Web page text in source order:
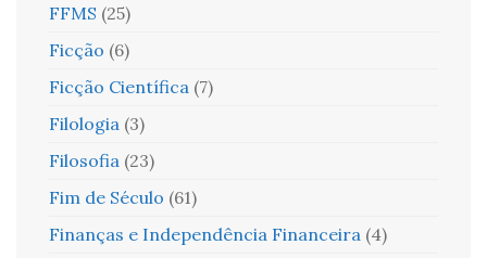
FFMS (25)
Ficção (6)
Ficção Científica (7)
Filologia (3)
Filosofia (23)
Fim de Século (61)
Finanças e Independência Financeira (4)